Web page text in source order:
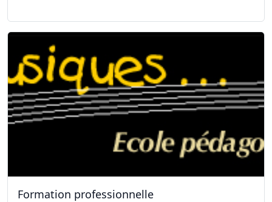
Formation professionnelle